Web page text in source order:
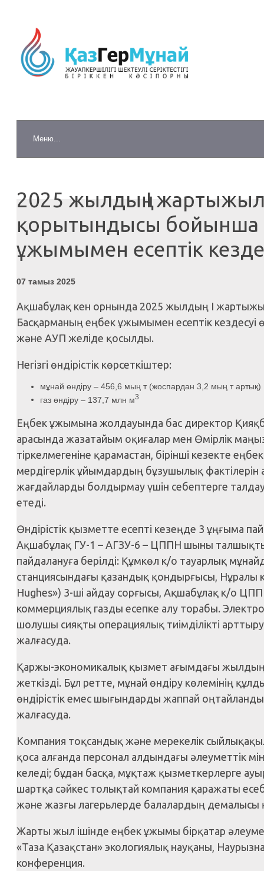
2025 жылдың І
қорытындысы бойынша
ұжымымен есептік
07 тамыз 2025
Ақшабұлақ кен орнында 2025 жылдың І
Басқарманың еңбек ұжымымен есептік
және АУП желіде қосылды.
Негізгі өндірістік көрсеткіштер:
мұнай өндіру – 456,6 мың т (жоспардан 3,2 мың т артық)
газ өндіру – 137,7 млн м3
Еңбек ұжымына жолдауында бас директор
арасында жазатайым оқиғалар мен Өмірлік
тіркелмегеніне қарамастан, бірінші кезекте
мердігерлік ұйымдардың бұзушылық фактілерін
жағдайларды болдырмау үшін себептерге
етеді.
Өндірістік қызметте есепті кезеңде 3 ұңғыма
Ақшабұлақ ГУ-1 – АГЗУ-6 – ЦППН шыны
пайдалануға берілді: Құмкөл к/о тауарлық
станциясындағы қазандық қондырғысы, Нұралы
Hughes») 3-ші айдау сорғысы, Ақшабұлақ к/о
коммерциялық газды есепке алу торабы.
шолушы сияқты операциялық тиімділікті
жалғасуда.
Қаржы-экономикалық қызмет ағымдағы жылдың
жеткізді. Бұл ретте, мұнай өндіру көлемінің
өндірістік емес шығындарды жаппай
жалғасуда.
Компания тоқсандық және мерекелік
қоса алғанда персонал алдындағы әлеуметтік
келеді; бұдан басқа, мұқтаж қызметкерлерге
шартқа сәйкес толықтай компания қаражаты
және жазғы лагерьлерде балалардың демалысы
Жарты жыл ішінде еңбек ұжымы бірқатар
«Таза Қазақстан» экологиялық науқаны,
конференция.